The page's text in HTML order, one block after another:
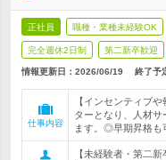
正社員 職種・業種未経験OK
完全週休2日制 第二新卒歓迎
情報更新日：2026/06/19 終了予
仕事内容
【インセンティブ
ターとなり、人材
ます。◎早期昇格も
【未経験者・第二